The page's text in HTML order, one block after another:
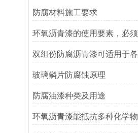
防腐材料施工要求
玻璃鳞片防腐蚀原理
防腐油漆种类及用途